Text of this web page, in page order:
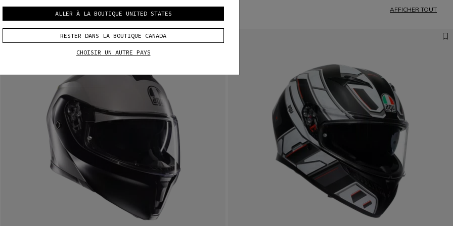
AFFICHER TOUT
ALLER À LA BOUTIQUE UNITED STATES
RESTER DANS LA BOUTIQUE CANADA
CHOISIR UN AUTRE PAYS